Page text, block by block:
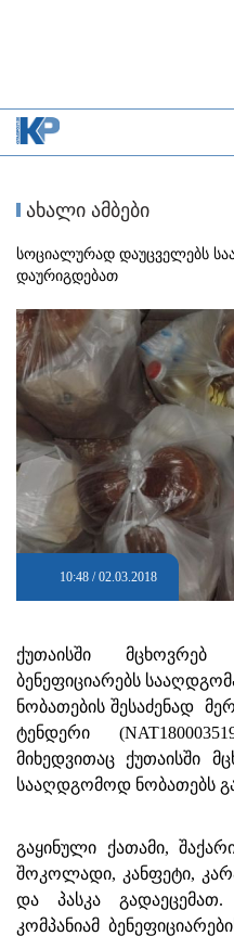
ახალი ამბები
სოციალურად დაუცველებს
დაურიგდებათ
10:48 / 02.03.2018
ქუთაისში მცხოვრებ
ბენეფიციარებს
ნობათების შესაძენად
ტენდერი
მიხედვითაც ქუთაისში
სააღდგომოდ ნობათებს
გაყინული ქათამი,
შოკოლადი, კანფეტი,
და პასკა გადაეცემათ.
კომპანიამ